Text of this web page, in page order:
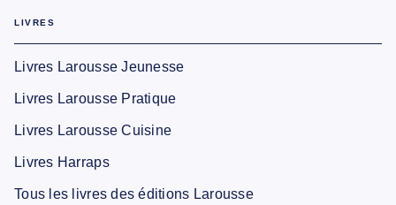
LIVRES
Livres Larousse Jeunesse
Livres Larousse Pratique
Livres Larousse Cuisine
Livres Harraps
Tous les livres des éditions Larousse